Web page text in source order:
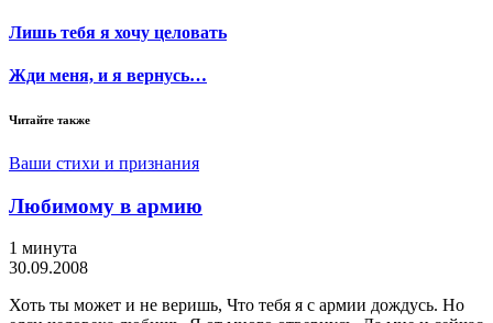
Лишь тебя я хочу целовать
Жди меня, и я вернусь…
Читайте также
Ваши стихи и признания
Любимому в армию
1 минута
30.09.2008
Хоть ты может и не веришь, Что тебя я с армии дождусь. Но